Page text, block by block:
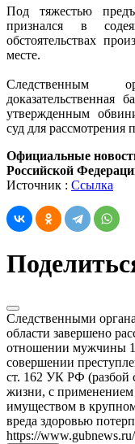
Под тяжестью
признался в
обстоятельствах
месте.
Следственным
утвержденным
суд для рассмотрения
Официальные
Российской
Источник : Ссылка
Следственными
области завершено
отношении мужчины
совершении
ст. 162 УК РФ (разбой
жизни, с применением
имуществом в
вреда здоровью
https://